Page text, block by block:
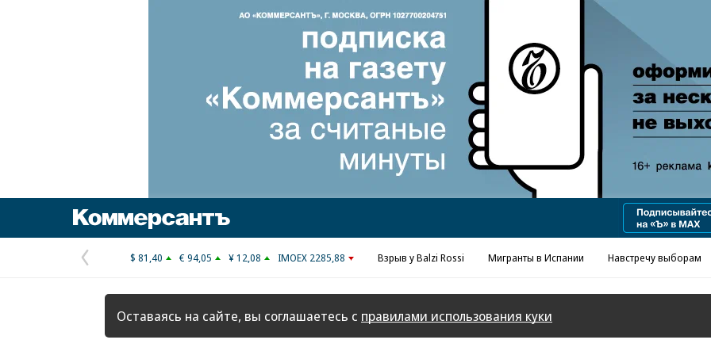
Реклама в «Ъ» www.kommersant.ru/ad
Предыдущая
страница
$ 81,40 € 94,05 ¥ 12,08 IMOEX 2285,88 Взрыв у Balzi Rossi Мигранты в Испании Навстречу выборам
Оставаясь на сайте, вы соглашаетесь с правилами использования куки